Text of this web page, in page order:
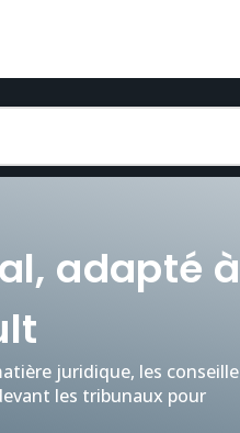
adapté à
juridique, les conseille
les tribunaux pour